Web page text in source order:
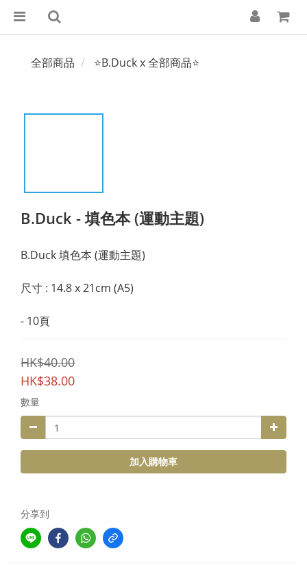
全部商品 ⭐B.Duck x 全部商品⭐
B.Duck - 填色本 (運動主題)
B.Duck 填色本 (運動主題)
尺寸 : 14.8 x 21cm (A5)
- 10頁
HK$40.00
HK$38.00
數量
加入購物車
分享到